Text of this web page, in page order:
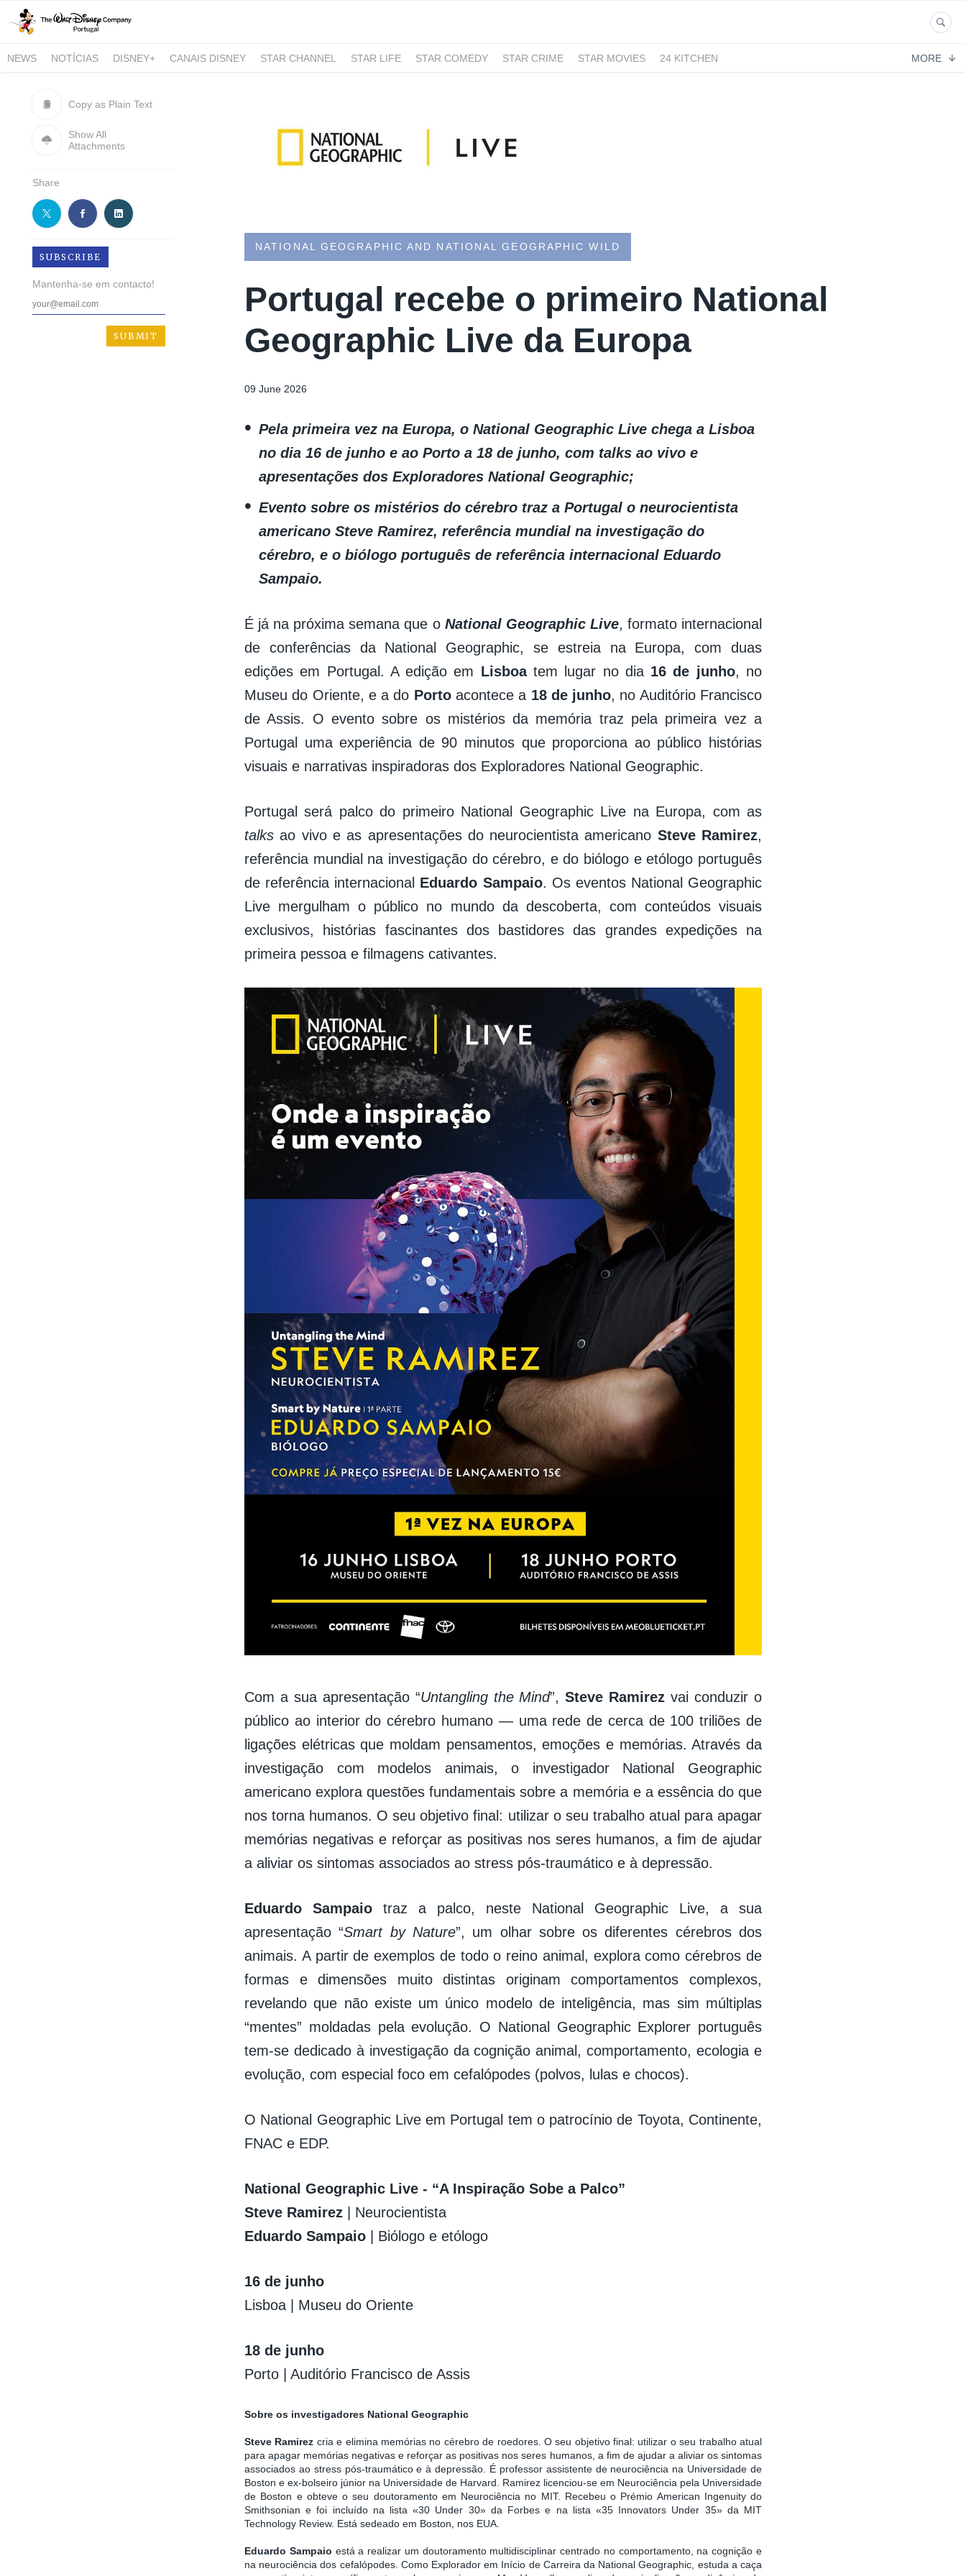
NEWS NOTÍCIAS DISNEY+ CANAIS DISNEY STAR CHANNEL STAR LIFE STAR COMEDY STAR CRIME STAR MOVIES
24 KITCHEN
MORE
Copy as Plain Text
Show All
Attachments
Share
SUBSCRIBE
Mantenha-se em contacto!
NATIONAL GEOGRAPHIC AND NATIONAL GEOGRAPHIC WILD
Portugal recebe o primeiro National
Geographic Live da Europa
09 June 2026
Pela primeira vez na Europa, o National Geographic Live chega a Lisboa
no dia 16 de junho e ao Porto a 18 de junho, com talks ao vivo e
apresentações dos Exploradores National Geographic;
Evento sobre os mistérios do cérebro traz a Portugal o neurocientista
americano Steve Ramirez, referência mundial na investigação do
cérebro, e o biólogo português de referência internacional Eduardo
Sampaio.
É já na próxima semana que o National Geographic Live, formato internacional
de conferências da National Geographic, se estreia na Europa, com duas
edições em Portugal. A edição em Lisboatem lugar no dia 16 de junho, no
Museu do Oriente, e a do Portoacontece a 18 de junho, no Auditório Francisco
de Assis. O evento sobre os mistérios da memória traz pela primeira vez a
Portugal uma experiência de 90 minutos que proporciona ao público histórias
visuais e narrativas inspiradoras dos Exploradores National Geographic.
Portugal será palco do primeiro National Geographic Live na Europa, com as
talksao vivo e as apresentações do neurocientista americano Steve Ramirez,
referência mundial na investigação do cérebro, e do biólogo e etólogo português
de referência internacional Eduardo Sampaio. Os eventos National Geographic
Live mergulham o público no mundo da descoberta, com conteúdos visuais
exclusivos, histórias fascinantes dos bastidores das grandes expedições na
primeira pessoa e filmagens cativantes.
Com a sua apresentação “Untangling the Mind”,Steve Ramirez vai conduzir o
público ao interior do cérebro humano — uma rede de cerca de 100 triliões de
ligações elétricas que moldam pensamentos, emoções e memórias. Através da
investigação com modelos animais, o investigador National Geographic
americano explora questões fundamentais sobre a memória e a essência do que
nos torna humanos. O seu objetivo final: utilizar o seu trabalho atual para apagar
memórias negativas e reforçar as positivas nos seres humanos, a fim de ajudar
a aliviar os sintomas associados ao stress pós-traumático e à depressão.
Eduardo Sampaio traz a palco, neste National Geographic Live, a sua
apresentação “Smart by Nature”, um olhar sobre os diferentes cérebros dos
animais. A partir de exemplos de todo o reino animal, explora como cérebros de
formas e dimensões muito distintas originam comportamentos complexos,
revelando que não existe um único modelo de inteligência, mas sim múltiplas
“mentes” moldadas pela evolução. O National Geographic Explorer português
tem-se dedicado à investigação da cognição animal, comportamento, ecologia e
evolução, com especial foco em cefalópodes (polvos, lulas e chocos).
O National Geographic Live em Portugal tem o patrocínio de Toyota, Continente,
FNAC e EDP.
National Geographic Live - “A Inspiração Sobe a Palco”
Steve Ramirez | Neurocientista
Eduardo Sampaio | Biólogo e etólogo
16 de junho
Lisboa | Museu do Oriente
18 de junho
Porto | Auditório Francisco de Assis
Sobre os investigadores National Geographic
Steve Ramirez cria e elimina memórias no cérebro de roedores. O seu objetivo final: utilizar o seu trabalho atual
para apagar memórias negativas e reforçar as positivas nos seres humanos, a fim de ajudar a aliviar os sintomas
associados ao stress pós-traumático e à depressão. É professor assistente de neurociência na Universidade de
Boston e ex-bolseiro júnior na Universidade de Harvard. Ramirez licenciou-se em Neurociência pela Universidade
de Boston e obteve o seu doutoramento em Neurociência no MIT. Recebeu o Prémio American Ingenuity do
Smithsonian e foi incluído na lista «30 Under 30» da Forbes e na lista «35 Innovators Under 35» da MIT
Technology Review. Está sedeado em Boston, nos EUA.
Eduardo Sampaio está a realizar um doutoramento multidisciplinar centrado no comportamento, na cognição e
na neurociência dos cefalópodes. Como Explorador em Início de Carreira da National Geographic, estuda a caça